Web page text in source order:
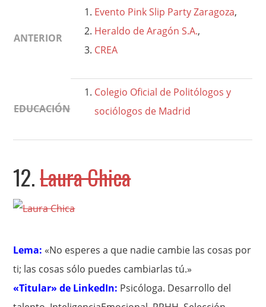
ANTERIOR
Evento Pink Slip Party Zaragoza,
Heraldo de Aragón S.A.,
CREA
EDUCACIÓN
Colegio Oficial de Politólogos y
sociólogos de Madrid
12.Laura Chica
Lema: «No esperes a que nadie cambie las cosas por
ti; las cosas sólo puedes cambiarlas tú.»
«Titular» de LinkedIn: Psicóloga. Desarrollo del